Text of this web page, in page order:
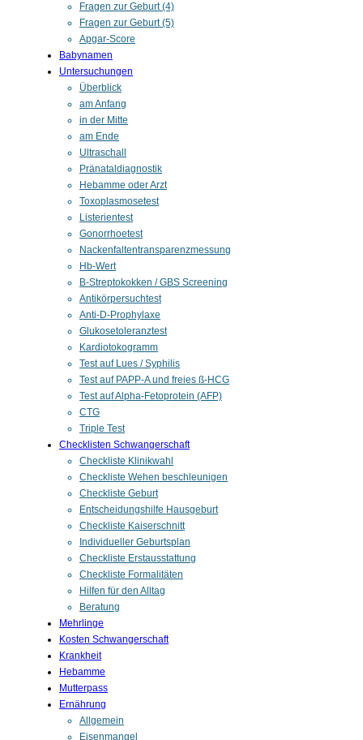
Fragen zur Geburt (4)
Fragen zur Geburt (5)
Apgar-Score
Babynamen
Untersuchungen
Überblick
am Anfang
in der Mitte
am Ende
Ultraschall
Pränataldiagnostik
Hebamme oder Arzt
Toxoplasmosetest
Listerientest
Gonorrhoetest
Nackenfaltentransparenzmessung
Hb-Wert
B-Streptokokken / GBS Screening
Antikörpersuchtest
Anti-D-Prophylaxe
Glukosetoleranztest
Kardiotokogramm
Test auf Lues / Syphilis
Test auf PAPP-A und freies ß-HCG
Test auf Alpha-Fetoprotein (AFP)
CTG
Triple Test
Checklisten Schwangerschaft
Checkliste Klinikwahl
Checkliste Wehen beschleunigen
Checkliste Geburt
Entscheidungshilfe Hausgeburt
Checkliste Kaiserschnitt
Individueller Geburtsplan
Checkliste Erstausstattung
Checkliste Formalitäten
Hilfen für den Alltag
Beratung
Mehrlinge
Kosten Schwangerschaft
Krankheit
Hebamme
Mutterpass
Ernährung
Allgemein
Eisenmangel